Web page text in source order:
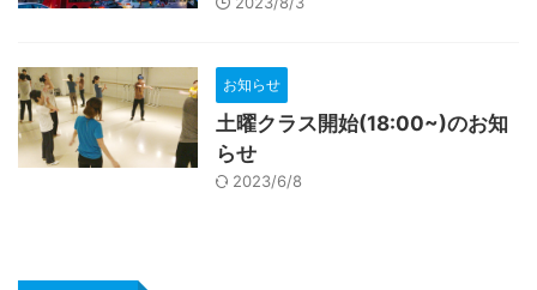
お知らせ
土曜クラス開始(18:00~)のお知
らせ
2023/6/8